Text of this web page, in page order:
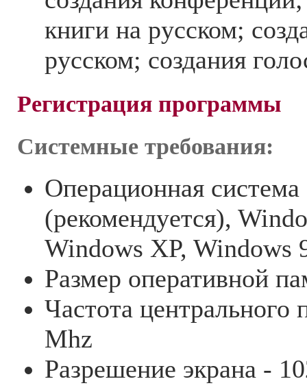
книги на русском;
русском; создания
Регистрация программы
Системные требования:
Операционная
(рекомендуется),
Windows XP, Windows
Размер оперативной
Частота центрального
Mhz
Разрешение экрана -